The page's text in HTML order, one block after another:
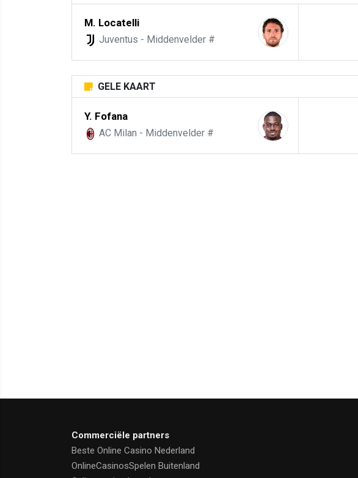
M. Locatelli
Juventus - Middenvelder #
GELE KAART
Y. Fofana
AC Milan - Middenvelder #
Commerciële partners
Beste Online Casino Nederland
OnlineCasinosSpelen Buitenland